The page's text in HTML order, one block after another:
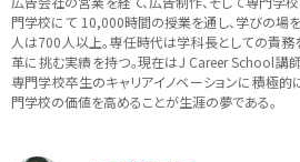
門学校にて 10,000時間の授業を通し、学びの場
人は700人以上。専任時代は学科長としての責
革に挑む実績を持つ。現在はJ Career School講
専門学校卒生のキャリアイノベーションに積極的
門学校の価値を高めることが生涯の夢である。